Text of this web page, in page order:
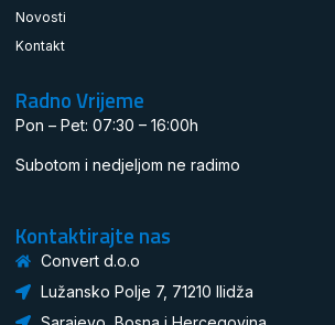
Novosti
Kontakt
Radno Vrijeme
Pon – Pet: 07:30 – 16:00h
Subotom i nedjeljom ne radimo
Kontaktirajte nas
Convert d.o.o
Lužansko Polje 7, 71210 Ilidža